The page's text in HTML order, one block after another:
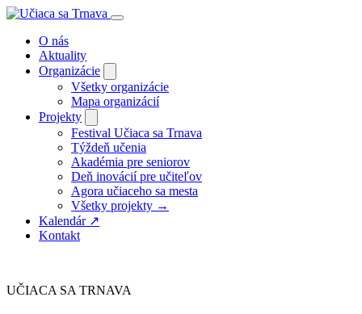
O nás
Aktuality
Organizácie
Všetky organizácie
Mapa organizácií
Projekty
Festival Učiaca sa Trnava
Týždeň učenia
Akadémia pre seniorov
Deň inovácií pre učiteľov
Agora učiaceho sa mesta
Všetky projekty →
Kalendár ↗
Kontakt
UČIACA SA TRNAVA